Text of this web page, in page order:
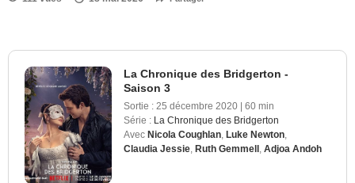
La Chronique des Bridgerton -
Saison 3
Sortie : 25 décembre 2020 | 60 min
Série : La Chronique des Bridgerton
Avec Nicola Coughlan Luke Newton
Claudia Jessie Ruth Gemmell Adjoa Andoh